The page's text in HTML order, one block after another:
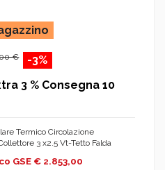
€ -3%
3 % Consegna 10
Termico Circolazione
3 x2.5 Vt-Tetto Falda
GSE € 2.853,00